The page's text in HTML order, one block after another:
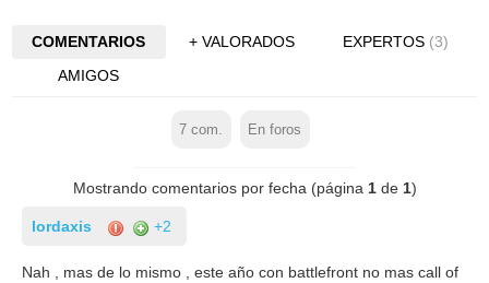
COMENTARIOS + VALORADOS EXPERTOS (3)
AMIGOS
7 com. En foros
Mostrando comentarios por fecha (página 1de 1)
lordaxis +2
Nah , mas de lo mismo , este año con battlefront no mas call of